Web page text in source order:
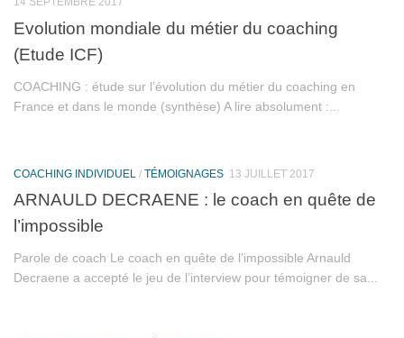
Evolution mondiale du métier du coaching
(Etude ICF)
COACHING : étude sur l’évolution du métier du coaching en
France et dans le monde (synthèse) A lire absolument :...
COACHING INDIVIDUEL / TÉMOIGNAGES 13 JUILLET 2017
ARNAULD DECRAENE : le coach en quête de
l’impossible
Parole de coach Le coach en quête de l’impossible Arnauld
Decraene a accepté le jeu de l’interview pour témoigner de sa...